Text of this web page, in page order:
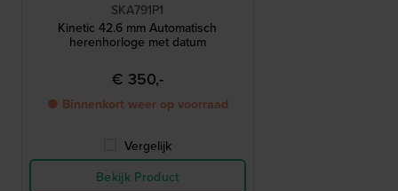
SKA791P1
Kinetic 42.6 mm Automatisch
herenhorloge met datum
€ 350,-
● Binnenkort weer op voorraad
Vergelijk
Bekijk Product